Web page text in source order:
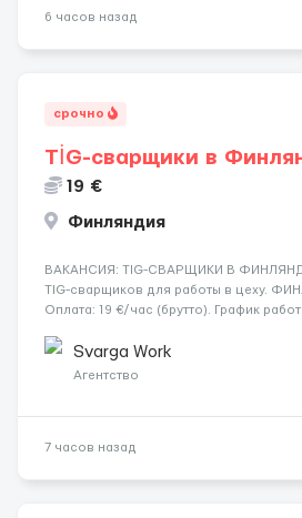
6 часов назад
срочно
TİG-сварщики в
19 €
Финляндия
​​ВАКАНСИЯ: TIG-СВАРЩИКИ В
TIG-сварщиков для работы в цеху.
Оплата: 19 €/час (брутто). График
переработки. Дата начала: — Как можно
Svarga Work
Агентство
7 часов назад